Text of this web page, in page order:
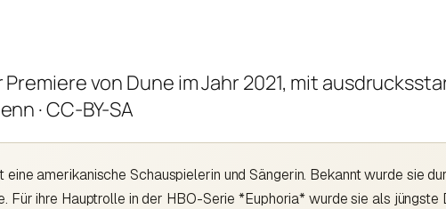
· CC-BY-SA
amerikanische Schauspielerin und Sängerin. Bekannt wurde sie
Für ihre Hauptrolle in der HBO-Serie *Euphoria* wurde sie als